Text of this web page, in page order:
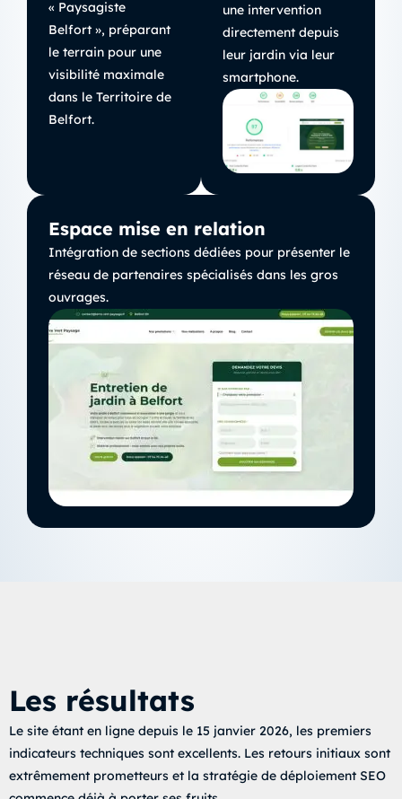
« Paysagiste
Belfort », préparant
le terrain pour une
visibilité maximale
dans le Territoire de
Belfort.
une intervention
directement depuis
leur jardin via leur
smartphone.
Espace mise en relation
Intégration de sections dédiées pour présenter le
réseau de partenaires spécialisés dans les gros
ouvrages.
Les résultats
Le site étant en ligne depuis le 15 janvier 2026, les premiers
indicateurs techniques sont excellents. Les retours initiaux sont
extrêmement prometteurs et la stratégie de déploiement SEO